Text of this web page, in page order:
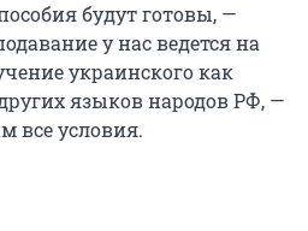
будут готовы, —
у нас ведется на
украинского как
языков народов РФ, —
все условия.